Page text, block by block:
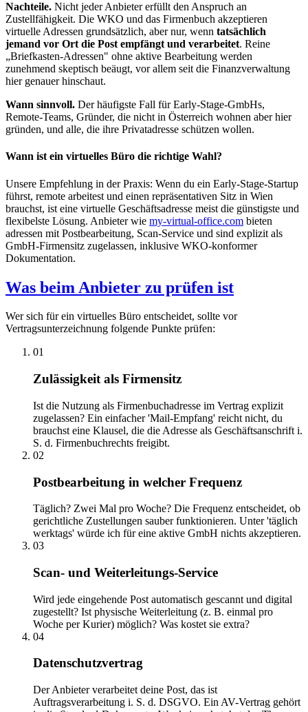
Nachteile. Nicht jeder Anbieter erfüllt den Anspruch an
Zustellfähigkeit. Die WKO und das Firmenbuch akzeptieren
virtuelle Adressen grundsätzlich, aber nur, wenn tatsächlich
jemand vor Ort die Post empfängt und verarbeitet. Reine
„Briefkasten-Adressen" ohne aktive Bearbeitung werden
zunehmend skeptisch beäugt, vor allem seit die Finanzverwaltung
hier genauer hinschaut.
Wann sinnvoll. Der häufigste Fall für Early-Stage-GmbHs,
Remote-Teams, Gründer, die nicht in Österreich wohnen aber hier
gründen, und alle, die ihre Privatadresse schützen wollen.
Wann ist ein virtuelles Büro die richtige Wahl?
Unsere Empfehlung in der Praxis: Wenn du ein Early-Stage-Startup
führst, remote arbeitest und einen repräsentativen Sitz in Wien
brauchst, ist eine virtuelle Geschäftsadresse meist die günstigste und
flexibelste Lösung. Anbieter wie my-virtual-office.com bieten
adressen mit Postbearbeitung, Scan-Service und sind explizit als
GmbH-Firmensitz zugelassen, inklusive WKO-konformer
Dokumentation.
Was beim Anbieter zu prüfen ist
Wer sich für ein virtuelles Büro entscheidet, sollte vor
Vertragsunterzeichnung folgende Punkte prüfen:
01
Zulässigkeit als Firmensitz
Ist die Nutzung als Firmenbuchadresse im Vertrag explizit
zugelassen? Ein einfacher 'Mail-Empfang' reicht nicht, du
brauchst eine Klausel, die die Adresse als Geschäftsanschrift i.
S. d. Firmenbuchrechts freigibt.
02
Postbearbeitung in welcher Frequenz
Täglich? Zwei Mal pro Woche? Die Frequenz entscheidet, ob
gerichtliche Zustellungen sauber funktionieren. Unter 'täglich
werktags' würde ich für eine aktive GmbH nichts akzeptieren.
03
Scan- und Weiterleitungs-Service
Wird jede eingehende Post automatisch gescannt und digital
zugestellt? Ist physische Weiterleitung (z. B. einmal pro
Woche per Kurier) möglich? Was kostet sie extra?
04
Datenschutzvertrag
Der Anbieter verarbeitet deine Post, das ist
Auftragsverarbeitung i. S. d. DSGVO. Ein AV-Vertrag gehört